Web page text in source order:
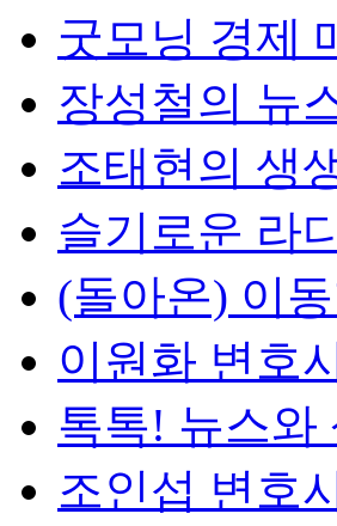
굿모닝 경제
장성철의 뉴
조태현의 생
슬기로운 라
(돌아온) 이
이원화 변호
톡톡! 뉴스와
조인섭 변호